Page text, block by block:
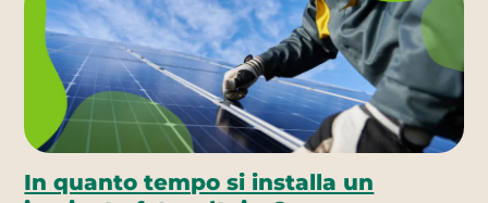
In quanto tempo si installa un